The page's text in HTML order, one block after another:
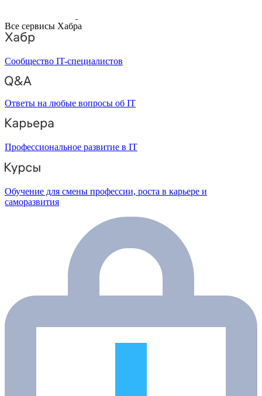
Все сервисы Хабра
Сообщество IT-специалистов
Ответы на любые вопросы об IT
Профессиональное развитие в IT
Обучение для смены профессии, роста в карьере и
саморазвития